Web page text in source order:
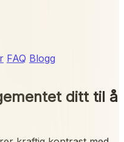
FAQ Blogg
ditt til å